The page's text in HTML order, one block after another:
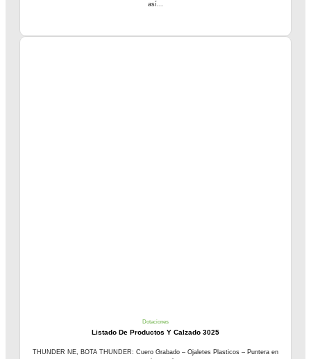
así...
Dotaciones
Listado De Productos Y Calzado 3025
THUNDER NE, BOTA THUNDER: Cuero Grabado – Ojaletes Plasticos – Puntera en